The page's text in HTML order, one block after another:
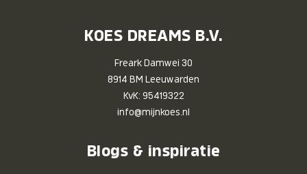
KOES DREAMS B.V.
Freark Damwei 30
8914 BM Leeuwarden
KvK: 95419322
info@mijnkoes.nl
Blogs & inspiratie